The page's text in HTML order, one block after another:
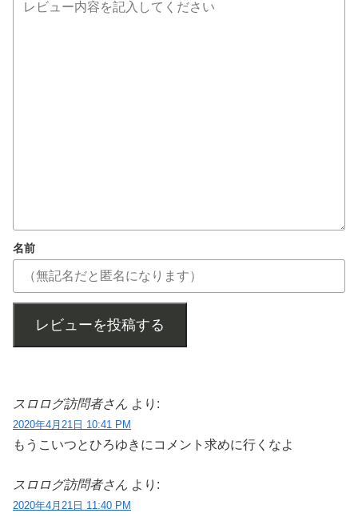
名前
レビューを投稿する
スロログ訪問者さん より:
2020年4月21日 10:41 PM
もうこいつとひろゆきにコメント求めに行くなよ
スロログ訪問者さん より:
2020年4月21日 11:40 PM